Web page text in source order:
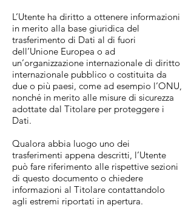
L’Utente ha diritto a ottenere informazioni
in merito alla base giuridica del
trasferimento di Dati al di fuori
dell’Unione Europea o ad
un’organizzazione internazionale di diritto
internazionale pubblico o costituita da
due o più paesi, come ad esempio l’ONU,
nonché in merito alle misure di sicurezza
adottate dal Titolare per proteggere i
Dati.
Qualora abbia luogo uno dei
trasferimenti appena descritti, l’Utente
può fare riferimento alle rispettive sezioni
di questo documento o chiedere
informazioni al Titolare contattandolo
agli estremi riportati in apertura.